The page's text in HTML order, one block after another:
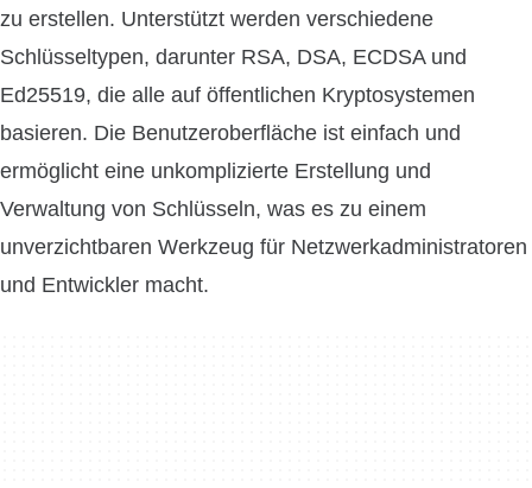
zu erstellen. Unterstützt werden verschiedene
Schlüsseltypen, darunter RSA, DSA, ECDSA und
Ed25519, die alle auf öffentlichen Kryptosystemen
basieren. Die Benutzeroberfläche ist einfach und
ermöglicht eine unkomplizierte Erstellung und
Verwaltung von Schlüsseln, was es zu einem
unverzichtbaren Werkzeug für Netzwerkadministratoren
und Entwickler macht.